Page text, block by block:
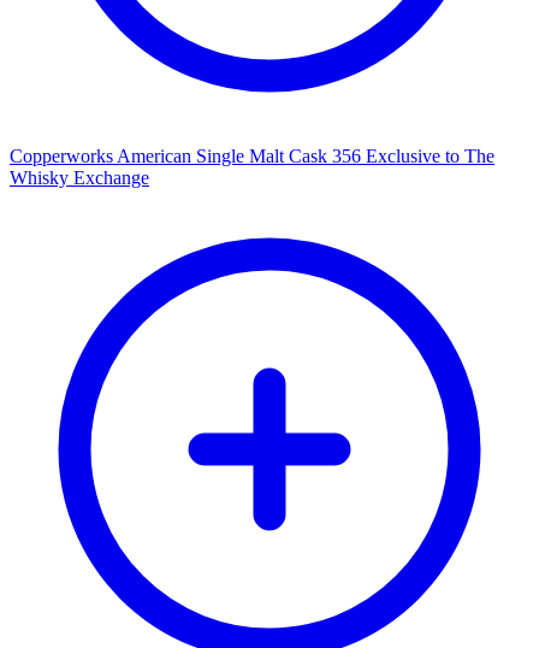
Copperworks American Single Malt Cask 356 Exclusive to The
Whisky Exchange